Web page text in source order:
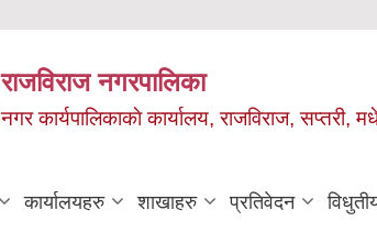
राजविराज नगरपालिका
नगर कार्यपालिकाकाे कार्यालय, राजविराज, सप्तरी,
कार्यालयहरु शाखाहरु प्रतिवेदन